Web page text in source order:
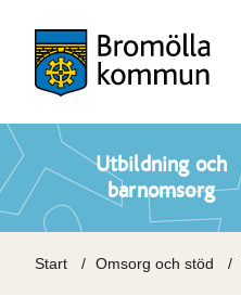
Utbildning och
barnomsorg
Start Omsorg och stöd